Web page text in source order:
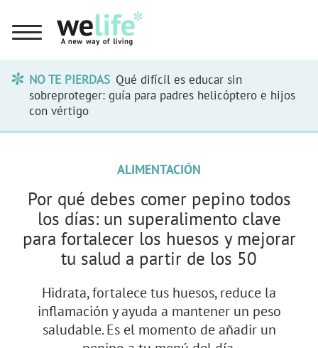
NO TE PIERDAS Qué difícil es educar sin
sobreproteger: guía para padres helicóptero e hijos
con vértigo
ALIMENTACIÓN
Por qué debes comer pepino todos
los días: un superalimento clave
para fortalecer los huesos y mejorar
tu salud a partir de los 50
Hidrata, fortalece tus huesos, reduce la
inflamación y ayuda a mantener un peso
saludable. Es el momento de añadir un